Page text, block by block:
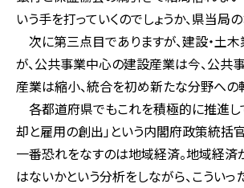
いう手を打っていくのでしょうか、県当局
次に第三点目でありますが、建設・土
が、公共事業中心の建設産業は今、公共
産業は縮小、統合を初め新たな分野への
各都道府県でもこれを積極的に推進し
却と雇用の創出」という内閣府政策統括
一番恐れをなすのは地域経済。地域経済
はないかという分析をしながら、こうい